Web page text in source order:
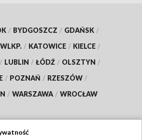
/ BYDGOSZCZ / GDAŃSK /
/ KATOWICE / KIELCE /
/ LUBLIN / ŁÓDŹ / OLSZTYN /
/ POZNAŃ / RZESZÓW /
/ WARSZAWA / WROCŁAW